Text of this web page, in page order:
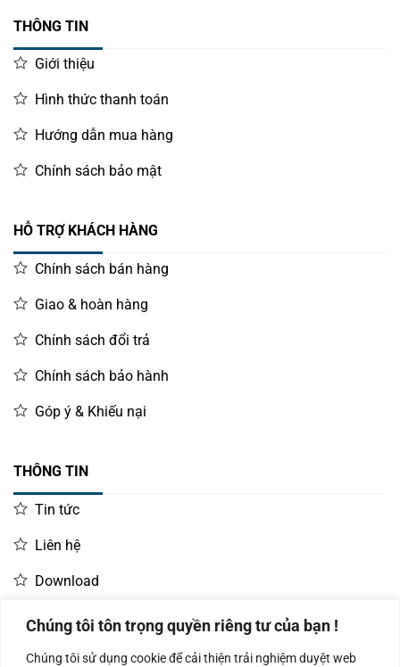
Chúng tôi tôn trọng quyền riêng tư của bạn !
Chúng tôi sử dụng cookie để cải thiện trải nghiệm duyệt web
THÔNG TIN
Giới thiệu
Hình thức thanh toán
Hướng dẫn mua hàng
Chính sách bảo mật
HỖ TRỢ KHÁCH HÀNG
Chính sách bán hàng
Giao & hoàn hàng
Chính sách đổi trả
Chính sách bảo hành
Góp ý & Khiếu nại
THÔNG TIN
Tin tức
Liên hệ
Download
LIÊN HỆ MUA HÀNG